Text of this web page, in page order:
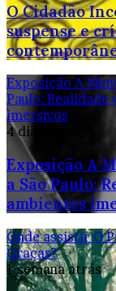
O Cidadão
suspense e
Exposição A
Paulo:
imersivos
4 dias atrás
Exposição A
a São Paulo:
ambientes
Onde assistir O
Graças?
1 semana atrás